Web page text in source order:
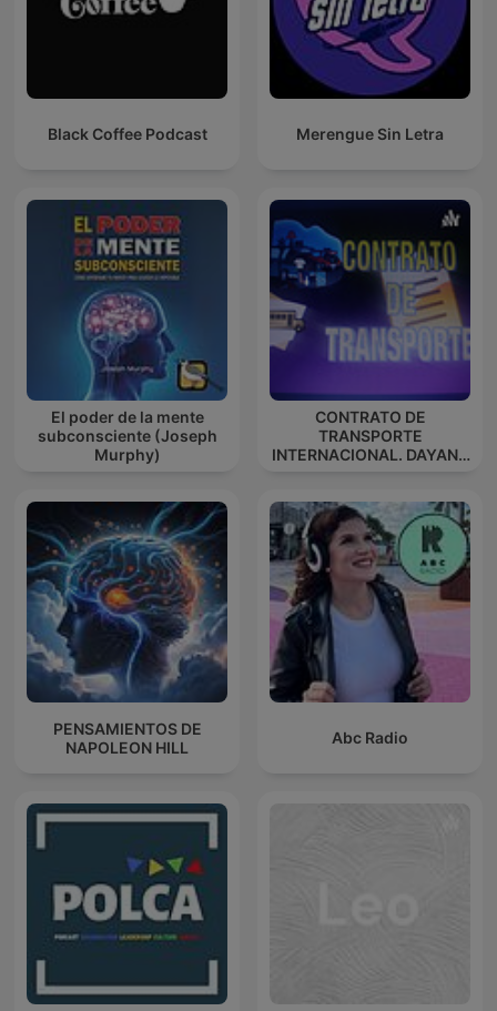
Black Coffee Podcast Merengue Sin Letra
El poder de la mente
subconsciente (Joseph
Murphy)
CONTRATO DE
TRANSPORTE
INTERNACIONAL. DAYANA
PENSAMIENTOS DE
NAPOLEON HILL
Abc Radio